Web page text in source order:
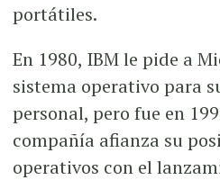
portátiles.
En 1980, IBM le pide a
sistema operativo para
personal, pero fue en
compañía afianza su
operativos con el